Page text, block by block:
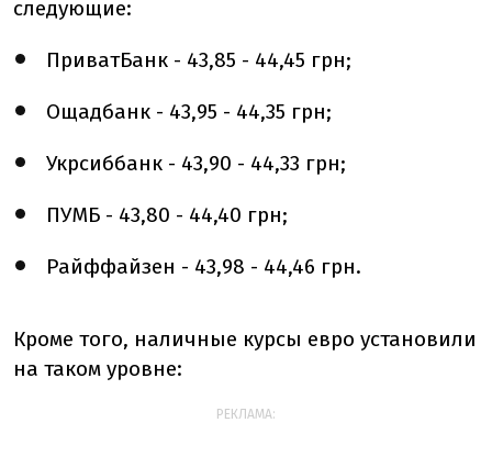
следующие:
ПриватБанк - 43,85 - 44,45 грн;
Ощадбанк - 43,95 - 44,35 грн;
Укрсиббанк - 43,90 - 44,33 грн;
ПУМБ - 43,80 - 44,40 грн;
Райффайзен - 43,98 - 44,46 грн.
Кроме того, наличные курсы евро установили
на таком уровне:
РЕКЛАМА: